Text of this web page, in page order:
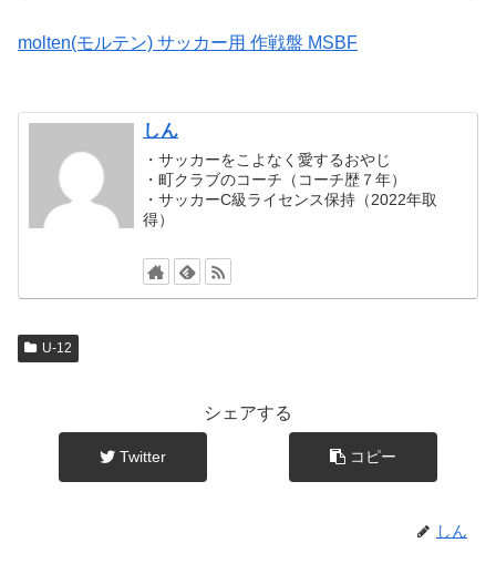
molten(モルテン) サッカー用 作戦盤 MSBF
しん
・サッカーをこよなく愛するおやじ
・町クラブのコーチ（コーチ歴７年）
・サッカーC級ライセンス保持（2022年取
得）
U-12
シェアする
Twitter コピー
しん